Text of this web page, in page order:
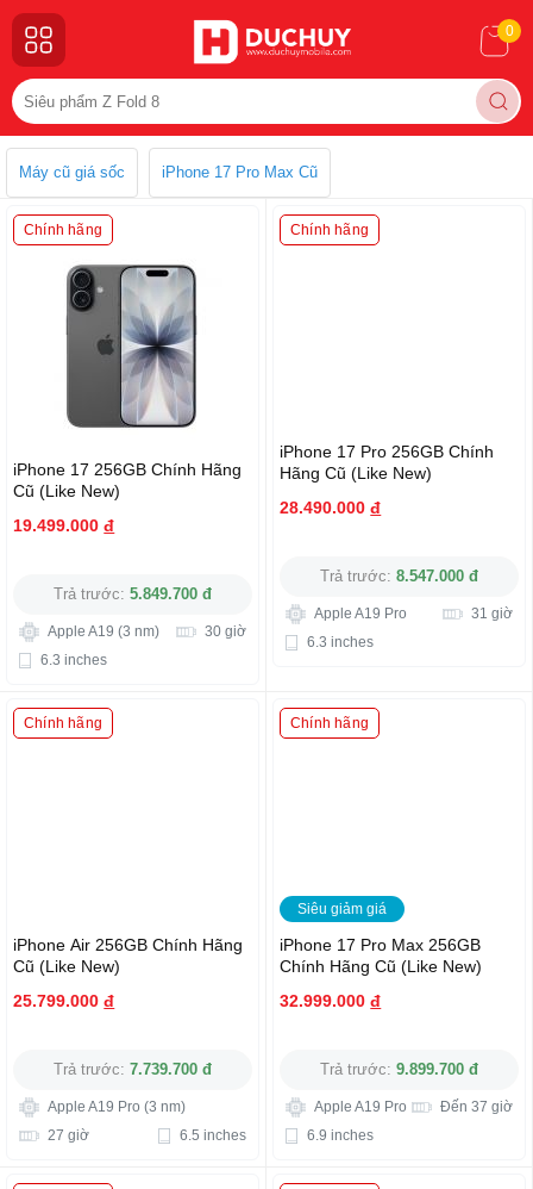
0
Máy cũ giá sốc iPhone 17 Pro Max Cũ
Chính hãng
iPhone 17 256GB Chính Hãng
Cũ (Like New)
19.499.000 đ
Trả trước: 5.849.700 đ
Apple A19 (3 nm)
30 giờ
6.3 inches
Chính hãng
iPhone 17 Pro 256GB Chính
Hãng Cũ (Like New)
28.490.000 đ
Trả trước: 8.547.000 đ
Apple A19 Pro
31 giờ
6.3 inches
Chính hãng
iPhone Air 256GB Chính Hãng
Cũ (Like New)
25.799.000 đ
Trả trước: 7.739.700 đ
Apple A19 Pro (3 nm)
27 giờ
6.5 inches
Chính hãng
Siêu giảm giá
iPhone 17 Pro Max 256GB
Chính Hãng Cũ (Like New)
32.999.000 đ
Trả trước: 9.899.700 đ
Apple A19 Pro
Đến 37 giờ
6.9 inches